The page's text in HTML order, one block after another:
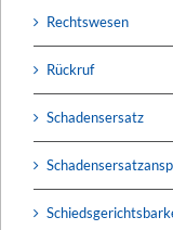
Rechtswesen
Rückruf
Schadensersatz